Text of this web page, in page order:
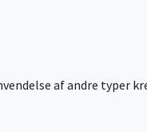
af andre typer